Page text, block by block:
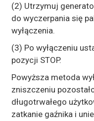
(2) Utrzymuj
do wyczerpania się
wyłączenia.
(3) Po wyłączeniu
pozycji STOP.
Powyższa metoda
zniszczeniu
długotrwałego
zatkanie gaźnika i